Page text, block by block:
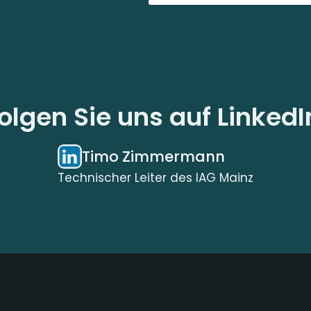
Sie uns auf
Timo Zimmermann
Technischer Leiter des IAG Mainz